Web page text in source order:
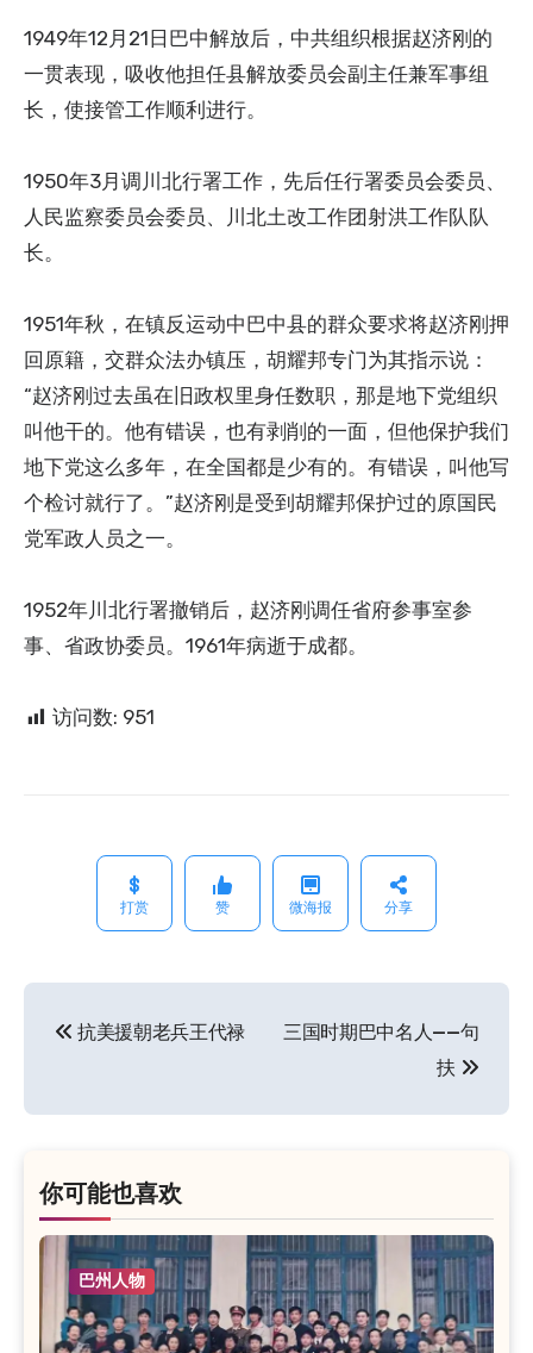
1949年12月21日巴中解放后，中共组织根据赵济刚的
一贯表现，吸收他担任县解放委员会副主任兼军事组
长，使接管工作顺利进行。
1950年3月调川北行署工作，先后任行署委员会委员、
人民监察委员会委员、川北土改工作团射洪工作队队
长。
1951年秋，在镇反运动中巴中县的群众要求将赵济刚押
回原籍，交群众法办镇压，胡耀邦专门为其指示说：
“赵济刚过去虽在旧政权里身任数职，那是地下党组织
叫他干的。他有错误，也有剥削的一面，但他保护我们
地下党这么多年，在全国都是少有的。有错误，叫他写
个检讨就行了。”赵济刚是受到胡耀邦保护过的原国民
党军政人员之一。
1952年川北行署撤销后，赵济刚调任省府参事室参
事、省政协委员。1961年病逝于成都。
访问数: 951
打赏 赞 微海报 分享
文
导
抗美援朝老兵王代禄
三国时期巴中名人——句
扶
你可能也喜欢
巴州人物